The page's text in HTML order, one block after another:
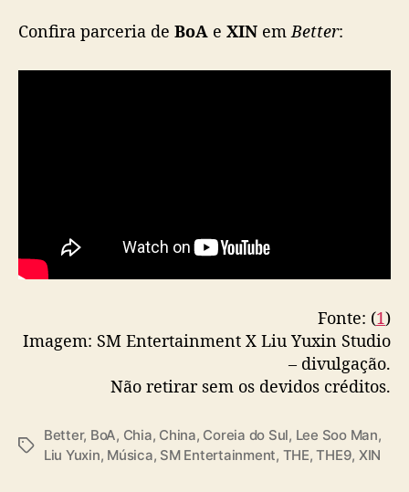
c
r
Confira parceria de BoA e XIN emBetter:
Fonte: (1)
Imagem: SM Entertainment X Liu Yuxin Studio
– divulgação.
Não retirar sem os devidos créditos.
T
Better, BoA, Chia, China, Coreia do Sul, Lee Soo Man,
Liu Yuxin, Música, SM Entertainment, THE,THE9, XIN